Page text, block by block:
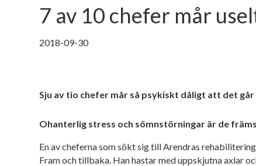
7 av 10 chefer mår
2018-09-30
Sju av tio chefer mår så psykiskt dåligt att det
Ohanterlig stress och sömnstörningar är de
En av chefernasom sökt sig tillArendras
Fram och tillbaka. Han hastar med uppskjutna axlar